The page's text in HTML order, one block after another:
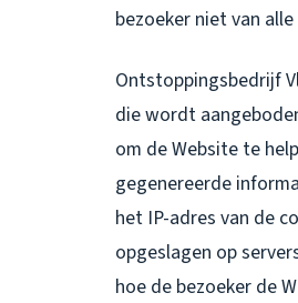
bezoeker niet van
Ontstoppingsbedrijf
die wordt
om de Website te
gegenereerde
het IP-adres van de
opgeslagen op
hoe de bezoeker de